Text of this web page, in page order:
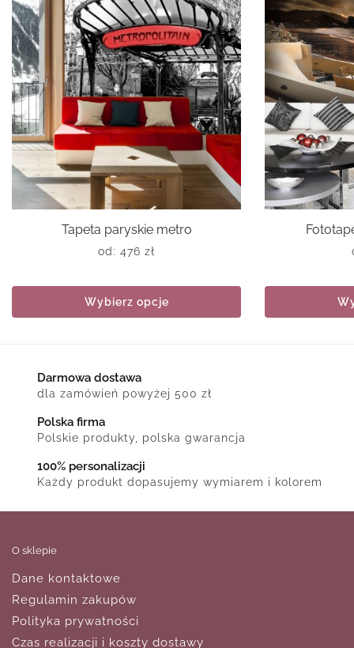
Tapeta paryskie metro
od: 476 zł
Wybierz opcje
Darmowa dostawa
dla zamówień powyżej 500 zł
Polska firma
Polskie produkty, polska gwarancja
100% personalizacji
Każdy produkt dopasujemy wymiarem i kolorem
O sklepie
Dane kontaktowe
Regulamin zakupów
Polityka prywatności
Czas realizacji i koszty dostawy